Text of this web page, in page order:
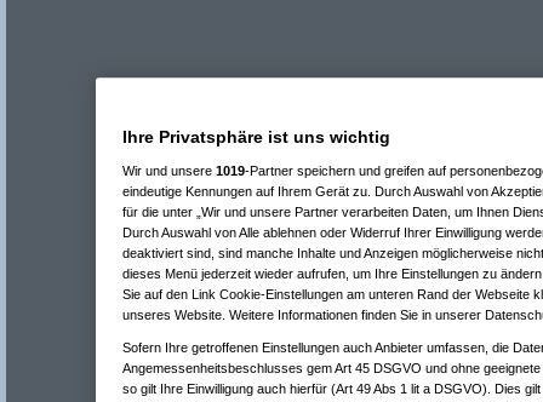
Ihre Privatsphäre ist uns wichtig
Wir und unsere 1019-Partner speichern und greifen auf
eindeutige Kennungen auf Ihrem Gerät zu. Durch Auswahl von
für die unter „Wir und unsere Partner verarbeiten Daten, um Ihnen
Durch Auswahl von Alle ablehnen oder Widerruf Ihrer Einwilligung
deaktiviert sind, sind manche Inhalte und Anzeigen möglicherweise
dieses Menü jederzeit wieder aufrufen, um Ihre Einstellungen zu
Sie auf den Link Cookie-Einstellungen am unteren Rand der Webseite
unseres Website. Weitere Informationen finden Sie in unserer
Sofern Ihre getroffenen Einstellungen auch Anbieter umfassen, die
Angemessenheitsbeschlusses gem Art 45 DSGVO und ohne
so gilt Ihre Einwilligung auch hierfür (Art 49 Abs 1 lit a DSGVO). Dies